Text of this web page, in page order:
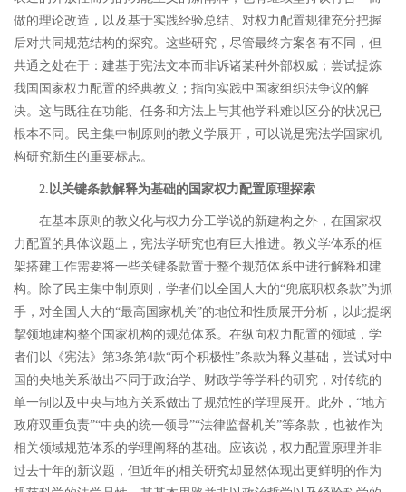
做的理论改造，以及基于实践经验总结、对权力配置规律充分把握
后对共同规范结构的探究。 这些研究，尽管最终方案各有不同，但
共通之处在于：建基于宪法文本而非诉诸某种外部权威；尝试提炼
我国国家权力配置的经典教义；指向实践中国家组织法争议的解
决。这与既往在功能、任务和方法上与其他学科难以区分的状况已
根本不同。民主集中制原则的教义学展开，可以说是宪法学国家机
构研究新生的重要标志。
2. 以关键条款解释为基础的国家权力配置原理探索
在基本原则的教义化与权力分工学说的新建构之外，在国家权
力配置的具体议题上，宪法学研究也有巨大推进。教义学体系的框
架搭建工作需要将一些关键条款置于整个规范体系中进行解释和建
构。除了民主集中制原则，学者们以全国人大的“兜底职权条款”为抓
手，对全国人大的“最高国家机关”的地位和性质展开分析，以此提纲
挈领地建构整个国家机构的规范体系。 在纵向权力配置的领域，学
者们以《宪法》第3条第4款“两个积极性”条款为释义基础，尝试对中
国的央地关系做出不同于政治学、财政学等学科的研究，对传统的
单一制以及中央与地方关系做出了规范性的学理展开。 此外， “地方
政府双重负责”“中央的统一领导”“法律监督机关”等条款，也被作为
相关领域规范体系的学理阐释的基础。 应该说，权力配置原理并非
过去十年的新议题，但近年的相关研究却显然体现出更鲜明的作为